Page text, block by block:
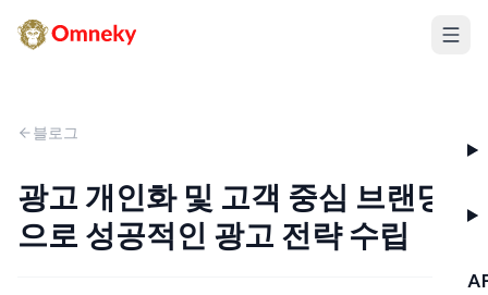
블로그
광고 개인화 및 고객 중심 브랜딩
으로 성공적인 광고 전략 수립